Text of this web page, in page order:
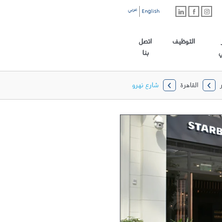
English عربي
التوظيف
اتصل
بنا
القاهرة شارع نهرو